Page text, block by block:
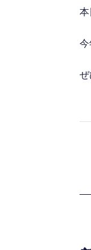
本
今
ぜ